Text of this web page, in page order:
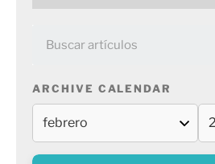
ARCHIVE CALENDAR